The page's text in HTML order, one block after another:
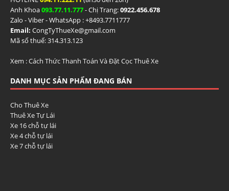
Anh Khoa093.77.11.777- Chị Trang:0922.456.678
Zalo - Viber - WhatsApp : +8493.7711777
Email: CongTyThueXe@gmail.com
Mã số thuế: 314.313.123
Xem :Cách Thức Thanh Toán Và Đặt Cọc Thuê Xe
DANH MỤC SẢN PHẨM ĐANG BÁN
Cho Thuê Xe
Thuê Xe Tự Lái
Xe 16 chỗ tự lái
Xe 4 chỗ tự lái
Xe 7 chỗ tự lái